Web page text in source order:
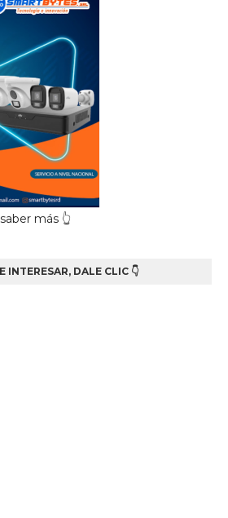
más 👆
INTERESAR, DALE CLIC 👇